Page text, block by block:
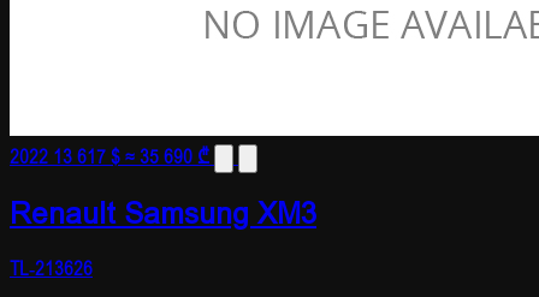
2022 13 617 $≈ 35 690 ₾
Renault Samsung XM3
TL-213626